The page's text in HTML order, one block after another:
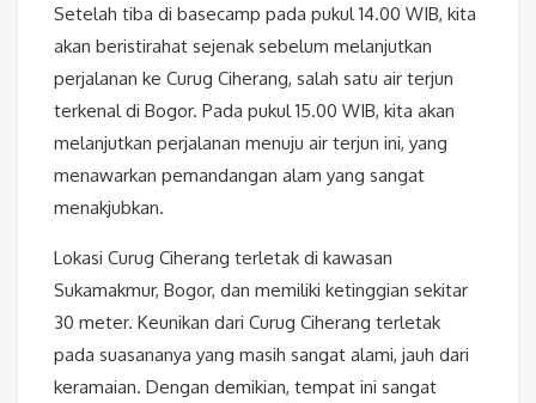
Setelah tiba di basecamp pada pukul 14.00 WIB, kita
akan beristirahat sejenak sebelum melanjutkan
perjalanan ke Curug Ciherang, salah satu air terjun
terkenal di Bogor. Pada pukul 15.00 WIB, kita akan
melanjutkan perjalanan menuju air terjun ini, yang
menawarkan pemandangan alam yang sangat
menakjubkan.
Lokasi Curug Ciherang terletak di kawasan
Sukamakmur, Bogor, dan memiliki ketinggian sekitar
30 meter. Keunikan dari Curug Ciherang terletak
pada suasananya yang masih sangat alami, jauh dari
keramaian. Dengan demikian, tempat ini sangat